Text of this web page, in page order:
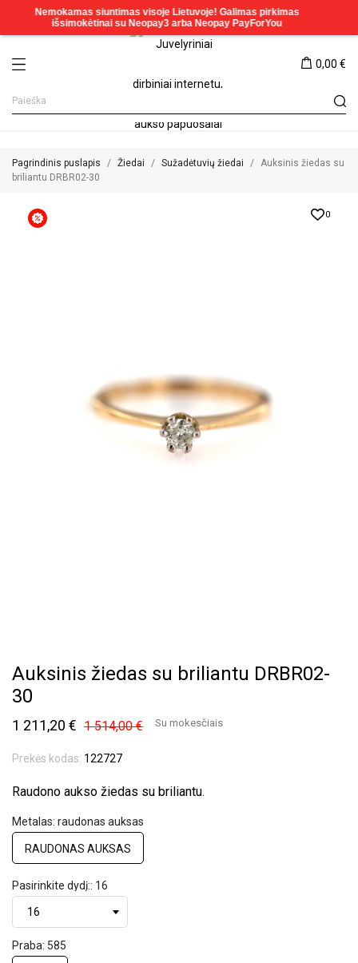
0,00 €
Pagrindinis puslapis Žiedai Sužadėtuvių žiedai
Auksinis žiedas su
briliantu DRBR02-30
0
Auksinis žiedas su briliantu DRBR02-
30
1 211,20 € 1 514,00 € Su mokesčiais
Prekės kodas: 122727
Raudono aukso žiedas su briliantu.
Metalas: raudonas auksas
RAUDONAS AUKSAS
Pasirinkite dydį:: 16
Praba: 585